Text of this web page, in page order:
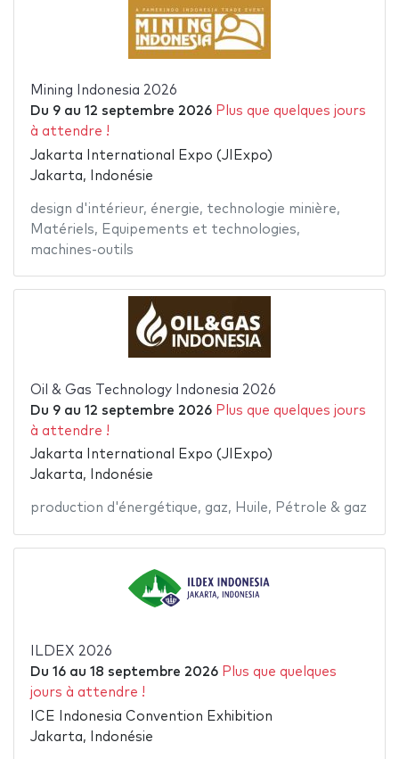
Mining Indonesia 2026
Du 9au 12 septembre 2026 Plus que quelques jours
à attendre !
Jakarta International Expo (JIExpo)
Jakarta, Indonésie
design d'intérieur, énergie, technologie minière,
Matériels, Equipements et technologies,
machines-outils
Oil & Gas Technology Indonesia 2026
Du 9au 12 septembre 2026 Plus que quelques jours
à attendre !
Jakarta International Expo (JIExpo)
Jakarta, Indonésie
production d'énergétique, gaz, Huile, Pétrole & gaz
ILDEX 2026
Du 16au 18 septembre 2026 Plus que quelques
jours à attendre !
ICE Indonesia Convention Exhibition
Jakarta, Indonésie